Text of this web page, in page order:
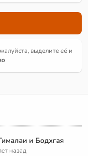
выделите её и
и Бодхгая
назад